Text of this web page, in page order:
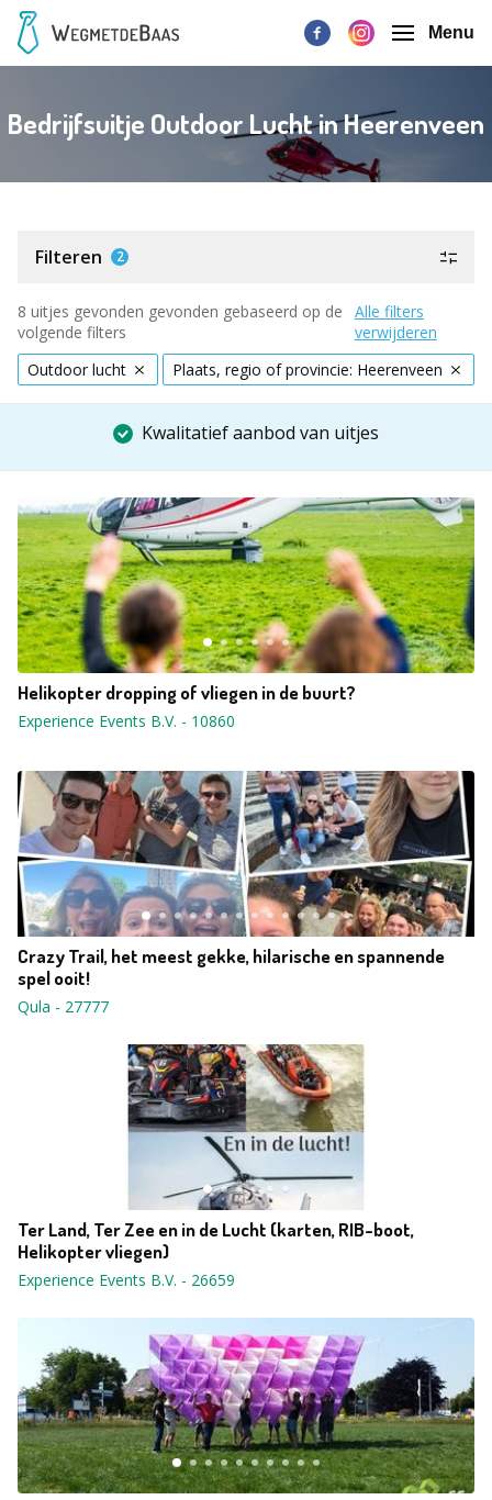
Menu
Bedrijfsuitje Outdoor Lucht in Heerenveen
Filteren 2
8 uitjes gevonden gevonden gebaseerd op de
volgende filters
Alle filters
verwijderen
Outdoor lucht
Plaats, regio of provincie: Heerenveen
Kwalitatief aanbod van uitjes
Helikopter dropping of vliegen in de buurt?
Experience Events B.V. - 10860
Crazy Trail, het meest gekke, hilarische en spannende
spel ooit!
Qula - 27777
Ter Land, Ter Zee en in de Lucht (karten, RIB-boot,
Helikopter vliegen)
Experience Events B.V. - 26659